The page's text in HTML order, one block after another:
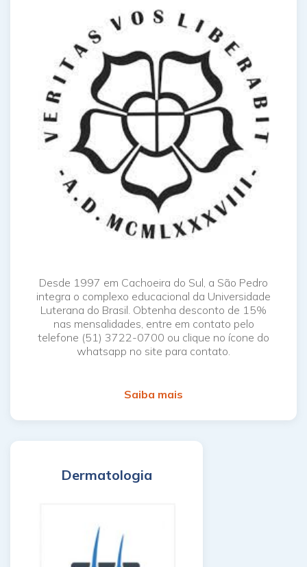
Desde 1997 em Cachoeira do Sul, a São Pedro
integra o complexo educacional da Universidade
Luterana do Brasil. Obtenha desconto de 15%
nas mensalidades, entre em contato pelo
telefone (51) 3722-0700 ou clique no ícone do
whatsapp no site para contato.
Saiba mais
Dermatologia